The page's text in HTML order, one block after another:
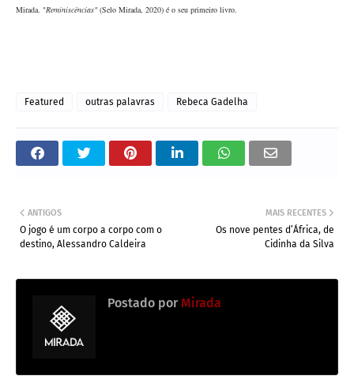
Mirada. "Reminiscências"(Selo Mirada, 2020) é o seu primeiro livro.
Featured outras palavras Rebeca Gadelha
MAIS RECENTES
Os nove pentes d’África, de
Cidinha da Silva
ANTIGOS
O jogo é um corpo a corpo com o
destino, Alessandro Caldeira
Postado por Mirada